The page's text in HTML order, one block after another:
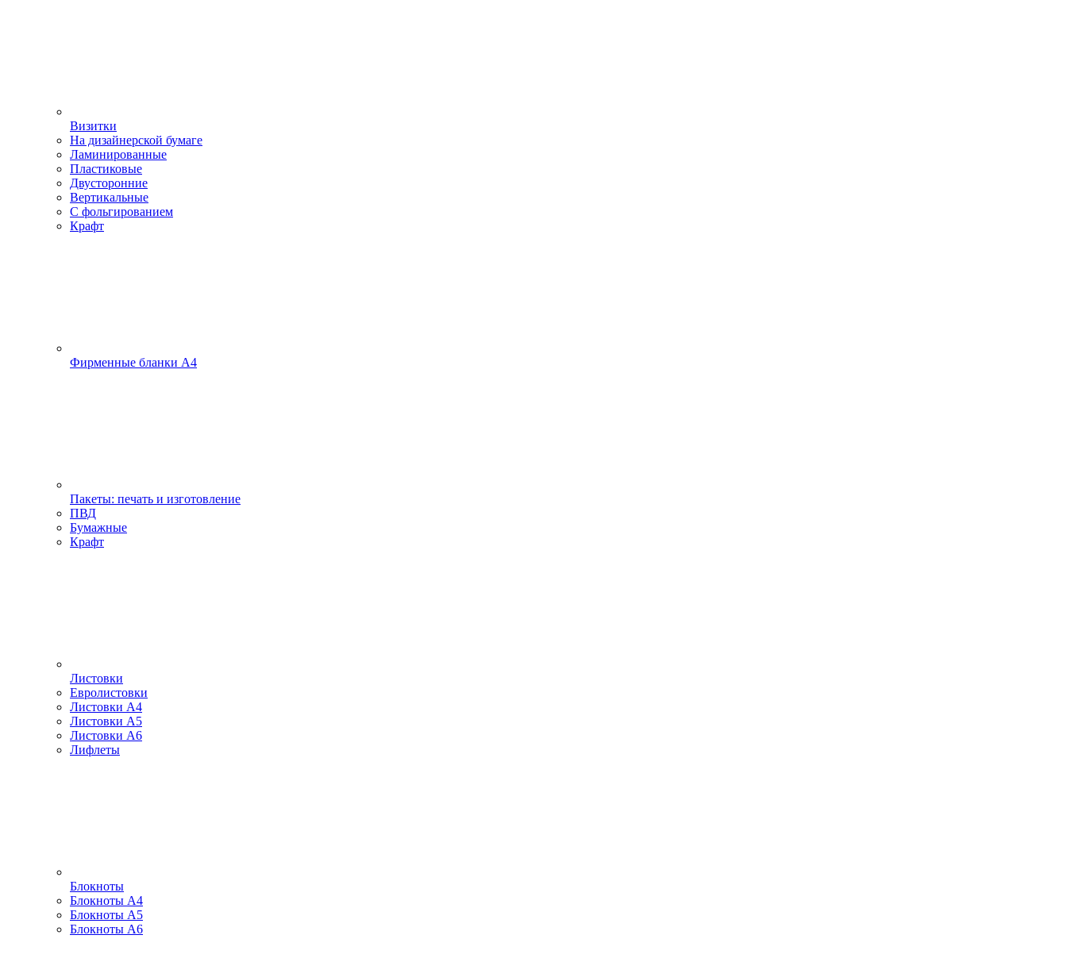
Визитки
На дизайнерской бумаге
Ламинированные
Пластиковые
Двусторонние
Вертикальные
С фольгированием
Крафт
Фирменные бланки А4
Пакеты: печать и изготовление
ПВД
Бумажные
Крафт
Листовки
Евролистовки
Листовки А4
Листовки А5
Листовки А6
Лифлеты
Блокноты
Блокноты А4
Блокноты А5
Блокноты А6